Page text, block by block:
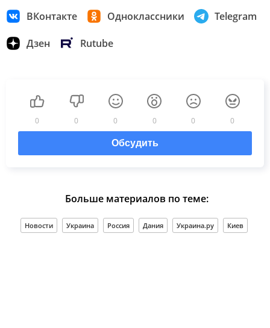
ВКонтакте Одноклассники Telegram
Дзен Rutube
0 0 0 0 0 0
Обсудить
Больше материалов по теме:
Новости Украина Россия Дания Украина.ру Киев